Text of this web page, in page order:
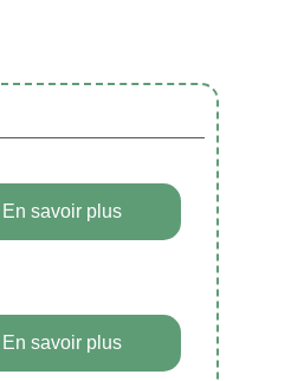
En savoir plus
En savoir plus